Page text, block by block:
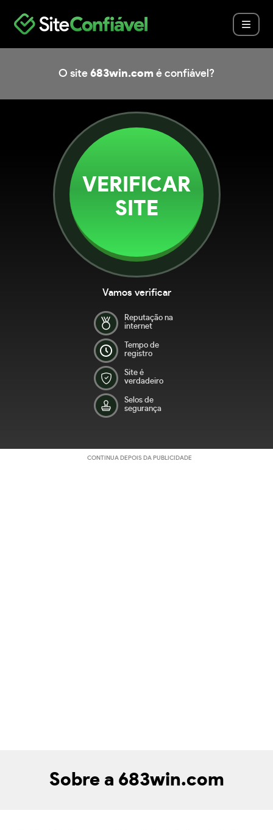
O site 683win.com é confiável?
VERIFICAR
SITE
Vamos verificar
Reputação na
internet
Tempo de
registro
Site é
verdadeiro
Selos de
segurança
CONTINUA DEPOIS DA PUBLICIDADE
Sobre a 683win.com